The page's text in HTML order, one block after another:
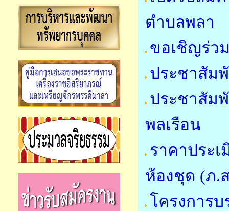
ตำบลพลา
ขอเชิญร่ว
ประชาสัม
ประชาสัม
พลเรือน
ราคาประ
ห้องชุด (ภ.
โครงการ